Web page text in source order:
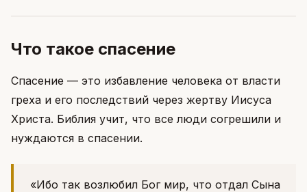
Что такое спасение
Спасение — это избавление человека от власти
греха и его последствий через жертву Иисуса
Христа. Библия учит, что все люди согрешили и
нуждаются в спасении.
«Ибо так возлюбил Бог мир, что отдал Сына